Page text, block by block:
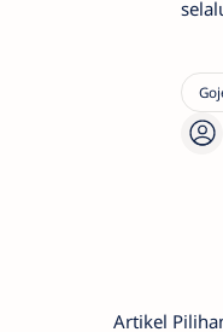
Artikel